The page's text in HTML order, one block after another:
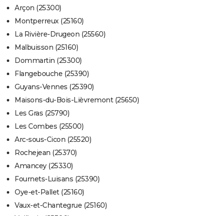
Arçon (25300)
Montperreux (25160)
La Rivière-Drugeon (25560)
Malbuisson (25160)
Dommartin (25300)
Flangebouche (25390)
Guyans-Vennes (25390)
Maisons-du-Bois-Lièvremont (25650)
Les Gras (25790)
Les Combes (25500)
Arc-sous-Cicon (25520)
Rochejean (25370)
Amancey (25330)
Fournets-Luisans (25390)
Oye-et-Pallet (25160)
Vaux-et-Chantegrue (25160)